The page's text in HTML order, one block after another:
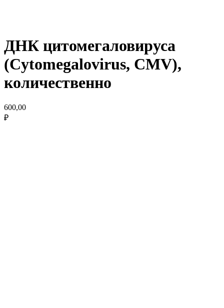
ДНК цитомегаловируса
(Cytomegalovirus, CMV),
количественно
600,00
₽